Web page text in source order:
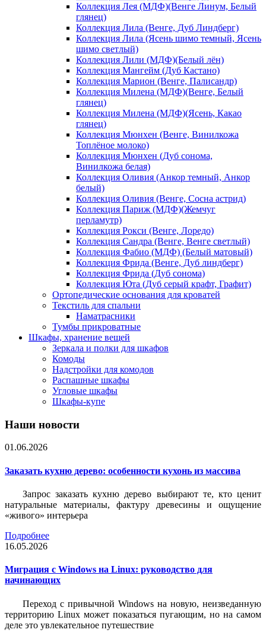
Коллекция Лея (МДФ)(Венге Линум, Белый
глянец)
Коллекция Лила (Венге, Дуб Линдберг)
Коллекция Лила (Ясень шимо темный, Ясень
шимо светлый)
Коллекция Лили (МДФ)(Белый лён)
Коллекция Мангейм (Дуб Кастано)
Коллекция Марион (Венге, Палисандр)
Коллекция Милена (МДФ)(Венге, Белый
глянец)
Коллекция Милена (МДФ)(Ясень, Какао
глянец)
Коллекция Мюнхен (Венге, Винилкожа
Топлёное молоко)
Коллекция Мюнхен (Дуб сонома,
Винилкожа белая)
Коллекция Оливия (Анкор темный, Анкор
белый)
Коллекция Оливия (Венге, Сосна астрид)
Коллекция Париж (МДФ)(Жемчуг
перламутр)
Коллекция Рокси (Венге, Лоредо)
Коллекция Сандра (Венге, Венге светлый)
Коллекция Фабио (МДФ) (Белый матовый)
Коллекция Фрида (Венге, Дуб линдберг)
Коллекция Фрида (Дуб сонома)
Коллекция Юта (Дуб серый крафт, Графит)
Ортопедические основания для кроватей
Текстиль для спальни
Наматрасники
Тумбы прикроватные
Шкафы, хранение вещей
Зеркала и полки для шкафов
Комоды
Надстройки для комодов
Распашные шкафы
Угловые шкафы
Шкафы-купе
Наши новости
01.06.2026
Заказать кухню дерево: особенности кухонь из массива
Запрос заказать кухню дерево выбирают те, кто ценит
натуральные материалы, фактуру древесины и ощущение
«живого» интерьера
Подробнее
16.05.2026
Миграция с Windows на Linux: руководство для
начинающих
Переход с привычной Windows на новую, неизведанную
территорию Linux может показаться пугающим, но на самом
деле это увлекательное путешествие